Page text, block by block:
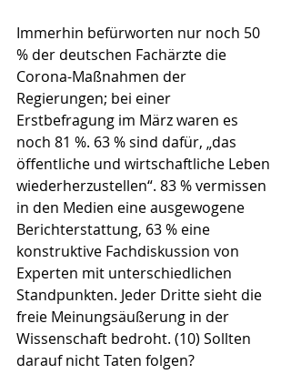
Immerhin befürworten nur noch 50
% der deutschen Fachärzte die
Corona-Maßnahmen der
Regierungen; bei einer
Erstbefragung im März waren es
noch 81 %. 63 % sind dafür, „das
öffentliche und wirtschaftliche Leben
wiederherzustellen“. 83 % vermissen
in den Medien eine ausgewogene
Berichterstattung, 63 % eine
konstruktive Fachdiskussion von
Experten mit unterschiedlichen
Standpunkten. Jeder Dritte sieht die
freie Meinungsäußerung in der
Wissenschaft bedroht. (10) Sollten
darauf nicht Taten folgen?